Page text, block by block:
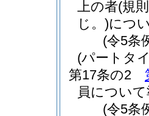
上の者(規
じ。)につ
(令5条
(パートタ
第17条の2
員につい
(令5条